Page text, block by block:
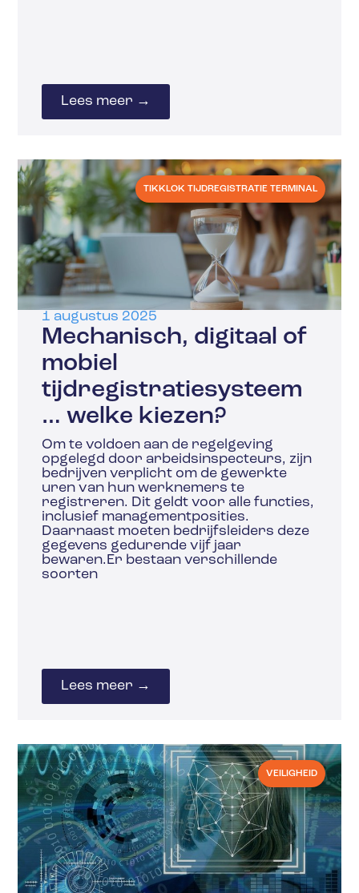
Lees meer →
TIKKLOK TIJDREGISTRATIE TERMINAL
1 augustus 2025
Mechanisch, digitaal of
mobiel
tijdregistratiesysteem
… welke kiezen?
Om te voldoen aan de regelgeving
opgelegd door arbeidsinspecteurs, zijn
bedrijven verplicht om de gewerkte
uren van hun werknemers te
registreren. Dit geldt voor alle functies,
inclusief managementposities.
Daarnaast moeten bedrijfsleiders deze
gegevens gedurende vijf jaar
bewaren.Er bestaan verschillende
soorten
Lees meer →
VEILIGHEID